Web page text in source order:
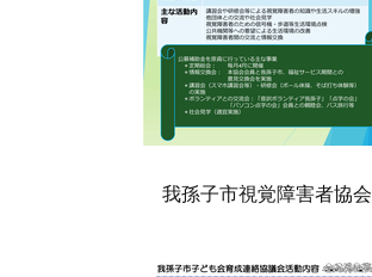
我孫子市視覚障害者協会